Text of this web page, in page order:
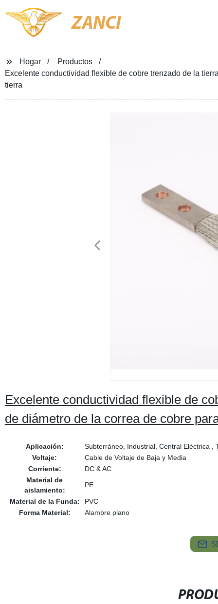
ZANCI
Hogar
Productos
Excelente conductividad flexible de cobre trenzado de la
tierra
Excelente conductividad flexible de
de diámetro de la correa de cobre
Aplicación:
Subterráneo, Industrial, Central Eléctrica ,
Voltaje:
Cable de Voltaje de Baja y Media
Corriente:
DC & AC
Material de
aislamiento:
PE
Material de la Funda:
PVC
Forma Material:
Alambre plano